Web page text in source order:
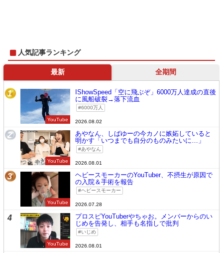
人気記事ランキング
最新 全期間
1
YouTube
IShowSpeed「空に飛ぶぞ」6000万人達成の直後
に風船破裂→落下流血
6000万人
2026.08.02
2
YouTube
あやなん、しばゆーの今カノに嫉妬していると
明かす「いつまでも自分のものみたいに…」
あやなん
2026.08.01
3
YouTube
ヘビースモーカーのYouTuber、不摂生が原因で
の入院＆手術を報告
ヘビースモーカー
2026.07.28
4
YouTube
プロスピYouTuberやちゃお。メンバーからのい
じめを告発し、相手も名指しで批判
いじめ
2026.08.01